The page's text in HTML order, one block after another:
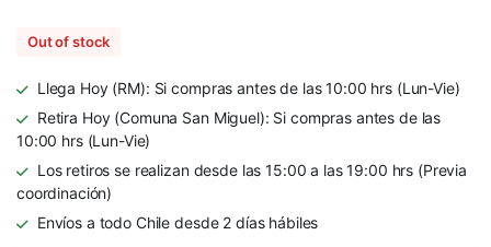
Out of stock
Llega Hoy (RM): Si compras antes de las 10:00 hrs (Lun-Vie)
Retira Hoy (Comuna San Miguel): Si compras antes de las
10:00 hrs (Lun-Vie)
Los retiros se realizan desde las 15:00 a las 19:00 hrs (Previa
coordinación)
Envíos a todo Chile desde 2 días hábiles